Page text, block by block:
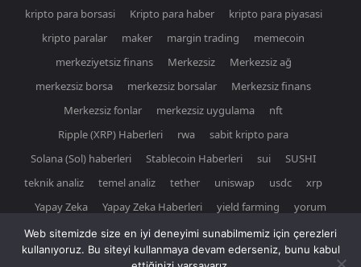
kripto para borsasi
Kripto para haber
kripto para piyasasi
kripto paralar
maker margin trading
memecoin
merkeziyetsiz finans
Merkezsiz
Merkezsiz ağ
merkezsiz borsa
merkezsiz borsalar
Merkezsiz finans
Merkezsiz fonlar
merkezsiz uygulama
nft
Ripple (XRP) Haberleri
rwa
sabit kripto para
Solana (Sol) haberleri
Stablecoin Haberleri sui
SUSHI
teknik analiz
temel analiz tether uniswap usdc
xrp
Yapay Zeka
Yapay Zeka Haberleri yield farming yorum
Web sitemizde size en iyi deneyimi sunabilmemiz için çerezleri
kullanıyoruz. Bu siteyi kullanmaya devam ederseniz, bunu kabul